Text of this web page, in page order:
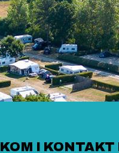
KOM I KONTAKT